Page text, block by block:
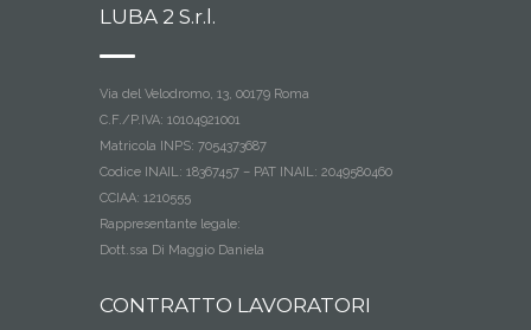
LUBA 2 S.r.l.
Via del Velodromo, 13, 00179 Roma
C.F./P.IVA: 10104921001
Matricola INPS: 7054373687
Codice INAIL: 18367457 – PAT INAIL: 2049580460
CCIAA: 1210555
Rappresentante legale:
Dott.ssa Di Maggio Daniela
CONTRATTO LAVORATORI